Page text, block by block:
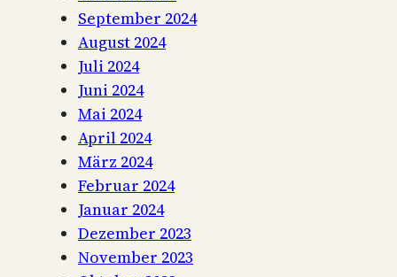
e
?
September 2024
August 2024
Juli 2024
Juni 2024
Mai 2024
April 2024
März 2024
Februar 2024
Januar 2024
Dezember 2023
November 2023